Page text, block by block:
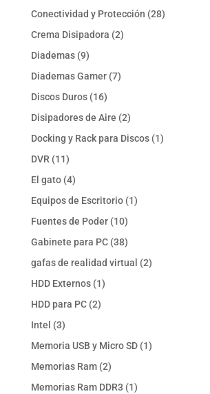
productos
Conectividad y Protección 2828
Crema Disipadora 22
Diademas 99
productos
Diademas Gamer 77
Discos Duros 1616
productos
Disipadores de Aire 22
productos
Docking y Rack para Discos 11
DVR 1111
productos
El gato 44
productos
Equipos de Escritorio 11
Fuentes de Poder 1010
productos
Gabinete para PC 3838
productos
gafas de realidad virtual 22
HDD Externos 11
HDD para PC 22
Intel 33
productos
Memoria USB y Micro SD 11
Memorias Ram 22
productos
Memorias Ram DDR3 11